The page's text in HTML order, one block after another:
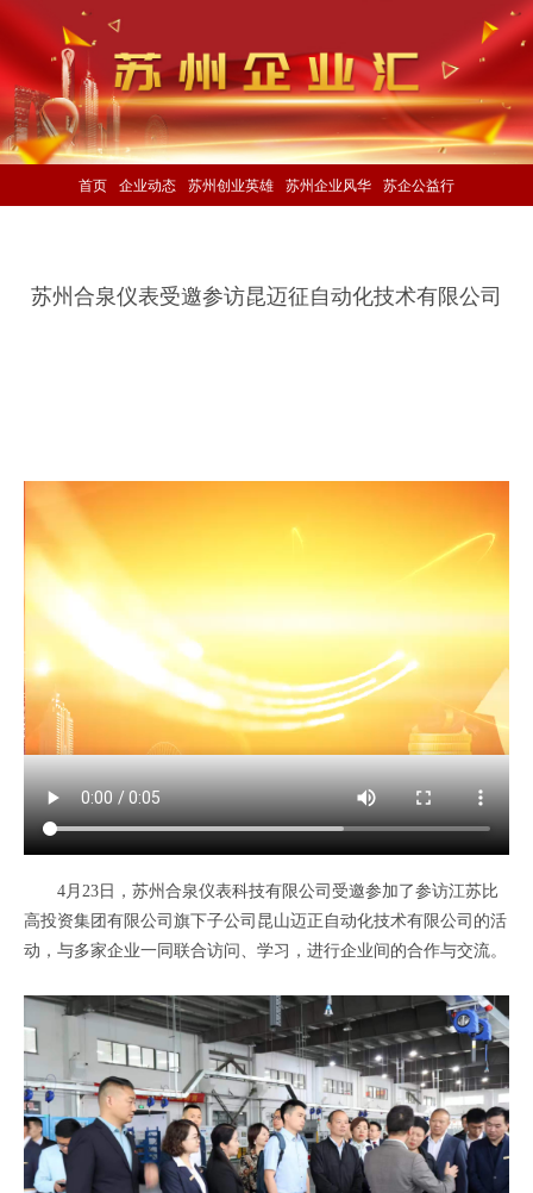
首页 企业动态 苏州创业英雄 苏州企业风华 苏企公益行
苏州合泉仪表受邀参访昆迈征自动化技术有限公司
4月23日，苏州合泉仪表科技有限公司受邀参加了参访江苏比
高投资集团有限公司旗下子公司昆山迈正自动化技术有限公司的活
动，与多家企业一同联合访问、学习，进行企业间的合作与交流。